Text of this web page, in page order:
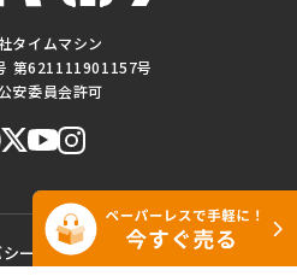
タイムマシン
第621111901157号
安委員会許可
ーポリシー
ご利用規約